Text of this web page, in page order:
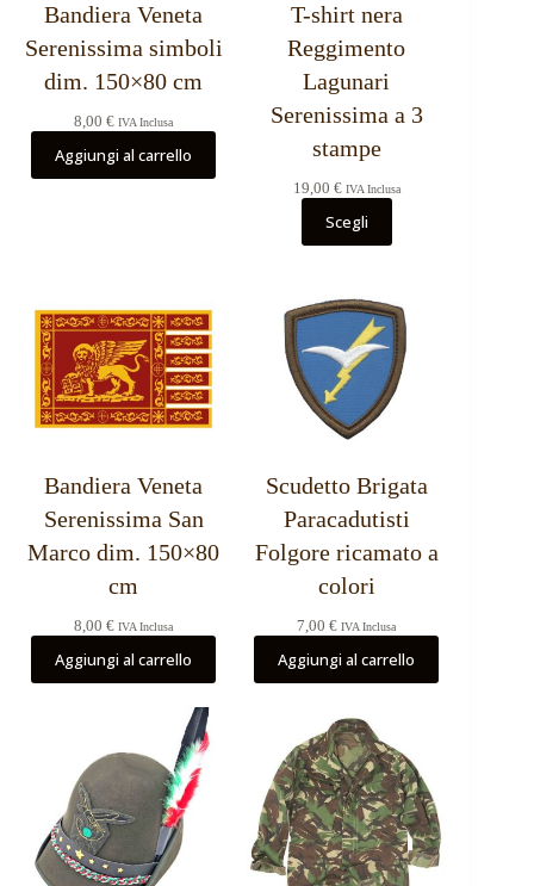
Bandiera Veneta
Serenissima simboli
dim. 150×80 cm
8,00€ IVA Inclusa
Aggiungi al carrello
T-shirt nera
Reggimento
Lagunari
Serenissima a 3
stampe
19,00 € IVA Inclusa
Scegli
Bandiera Veneta
Serenissima San
Marco dim. 150×80
cm
8,00€ IVA Inclusa
Aggiungi al carrello
Scudetto Brigata
Paracadutisti
Folgore ricamato a
colori
7,00€ IVA Inclusa
Aggiungi al carrello